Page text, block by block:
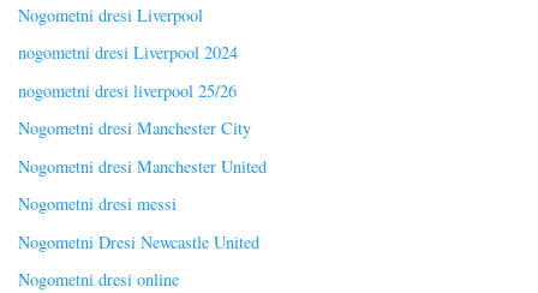
Nogometni dresi Liverpool
nogometni dresi Liverpool 2024
nogometni dresi liverpool 25/26
Nogometni dresi Manchester City
Nogometni dresi Manchester United
Nogometni dresi messi
Nogometni Dresi Newcastle United
Nogometni dresi online